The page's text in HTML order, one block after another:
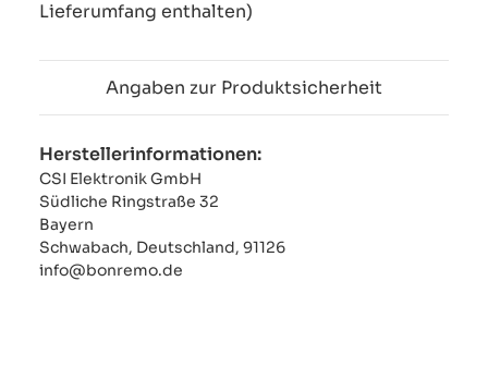
Lieferumfang enthalten)
Angaben zur Produktsicherheit
Herstellerinformationen:
CSI Elektronik GmbH
Südliche Ringstraße 32
Bayern
Schwabach, Deutschland, 91126
info@bonremo.de